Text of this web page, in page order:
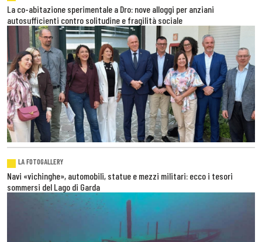
La co-abitazione sperimentale a Dro: nove alloggi per anziani
autosufficienti contro solitudine e fragilità sociale
LA FOTOGALLERY
Navi «vichinghe», automobili, statue e mezzi militari: ecco i tesori
sommersi del Lago di Garda